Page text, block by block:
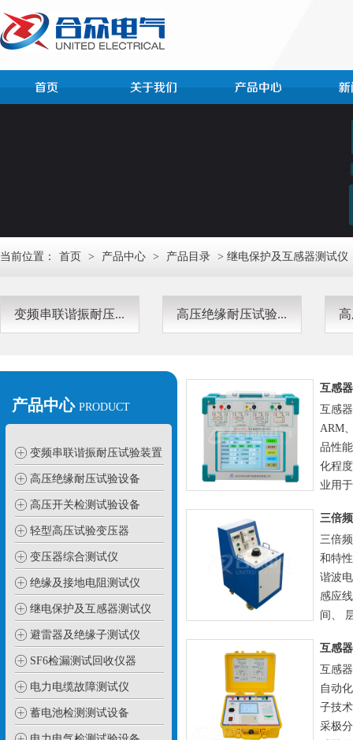
当前位置： 首页 > 产品中心 > 产品目录 > 继电保护及互感器测试仪
变频串联谐振耐压... 高压绝缘耐压试验...
产品中心 PRODUCT
变频串联谐振耐压试验装置
高压绝缘耐压试验设备
高压开关检测试验设备
轻型高压试验变压器
变压器综合测试仪
绝缘及接地电阻测试仪
继电保护及互感器测试仪
避雷器及绝缘子测试仪
SF6检漏测试回收仪器
电力电缆故障测试仪
蓄电池检测测试设备
互感
ARM
品性
化程
业用
三倍
和特
谐波
感应
间、
互感
自动
子技
采极